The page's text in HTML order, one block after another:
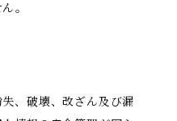
。
、破壊、改ざん及び漏